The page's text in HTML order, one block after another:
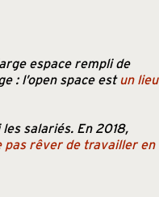
espace rempli de
: l’open space estun lieu
salariés. En 2018,
pas rêver de travailler en